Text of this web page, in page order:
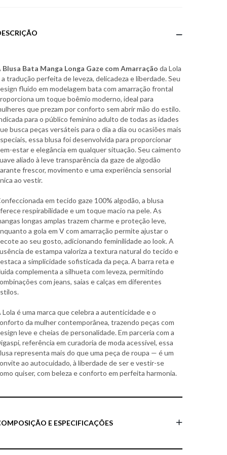
Blusa Bata Manga Longa Gaze com Amarração da Lola
a tradução perfeita de leveza, delicadeza e liberdade. Seu
fluido em modelagem bata com amarração frontal
um toque boêmio moderno, ideal para
que prezam por conforto sem abrir mão do estilo.
para o público feminino adulto de todas as idades
busca peças versáteis para o dia a dia ou ocasiões mais
essa blusa foi desenvolvida para proporcionar
estar e elegância em qualquer situação. Seu caimento
aliado à leve transparência da gaze de algodão
frescor, movimento e uma experiência sensorial
ao vestir.
em tecido gaze 100% algodão, a blusa
respirabilidade e um toque macio na pele. As
longas amplas trazem charme e proteção leve,
a gola em V com amarração permite ajustar o
ao seu gosto, adicionando feminilidade ao look. A
de estampa valoriza a textura natural do tecido e
a simplicidade sofisticada da peça. A barra reta e
complementa a silhueta com leveza, permitindo
com jeans, saias e calças em diferentes
Lola é uma marca que celebra a autenticidade e o
da mulher contemporânea, trazendo peças com
leve e cheias de personalidade. Em parceria com a
referência em curadoria de moda acessível, essa
representa mais do que uma peça de roupa — é um
ao autocuidado, à liberdade de ser e vestir-se
quiser, com beleza e conforto em perfeita harmonia.
E ESPECIFICAÇÕES